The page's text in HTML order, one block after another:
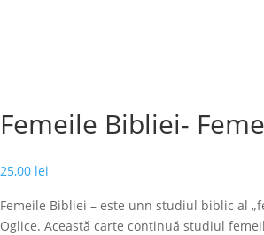
Femeile Bibliei-
25,00 lei
Femeile Bibliei – este unn studiul biblic al
Oglice. Această carte continuă studiul